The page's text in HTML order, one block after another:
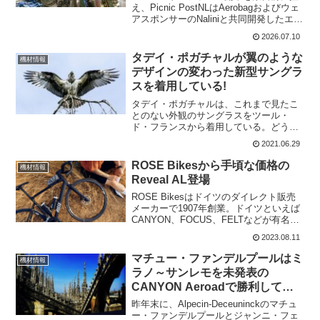
え、Picnic PostNLはAerobagおよびウェ
アスポンサーのNaliniと共同開発したエア
バッグのプロトタイプを公開した。テス
トの被験者を務めたTeam Picnic PostNL
のワレン・バル...
2026.07.10
機材情報
タデイ・ポガチャルが翼のような
デザインの変わった新型サングラ
スを着用している!
タデイ・ポガチャルは、これまで見たこ
とのない外観のサングラスをツール・
ド・フランスから着用している。どうや
ら、Sciconのサングラスのようだが、ま
るで翼のようなギザギザをもった変わっ
た外観のサングラスだ。Sciconのサング
ラス ...
2021.06.29
機材情報
ROSE Bikesから手頃な価格の
Reveal AL登場
ROSE Bikesはドイツのダイレクト販売
メーカーで1907年創業。ドイツといえば
CANYON、FOCUS、FELTなどが有名。
ヨーロッパではコストパフォーマンスの
良いブランドといえばROSEかCANYON
だそうだ。新しくリリースされた2...
2023.08.11
機材情報
マチュー・ファンデルプールはミ
ラノ～サンレモを未発表の
CANYON Aeroadで勝利してい
た!
昨年末に、Alpecin-Deceuninckのマチュ
ー・ファンデルプールとジャンニ・フェ